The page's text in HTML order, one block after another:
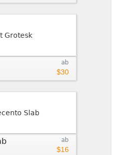
ab
$30
ab
$16